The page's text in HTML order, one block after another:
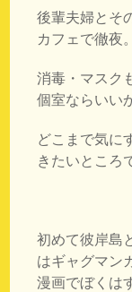
後輩夫婦とそ
カフェで徹夜。
消毒・マスク
個室ならいい
どこまで気に
きたいところ
初めて彼岸島
はギャグマン
漫画でぼくは